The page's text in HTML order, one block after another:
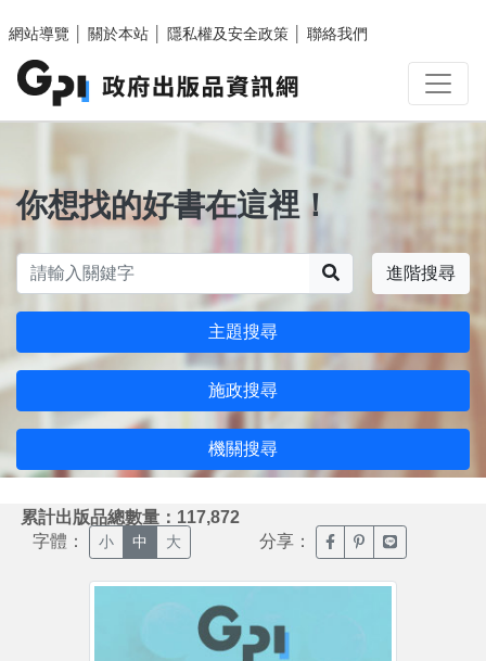
網站導覽
關於本站 隱私權及安全政策 聯絡我們
你想找的好書在這裡！
進階搜尋
主題搜尋
施政搜尋
機關搜尋
累計出版品總數量：117,872
字體： 小 中 大 分享： 臉書分享(另開新視窗)
噗浪分享(另開新
Line分享(另